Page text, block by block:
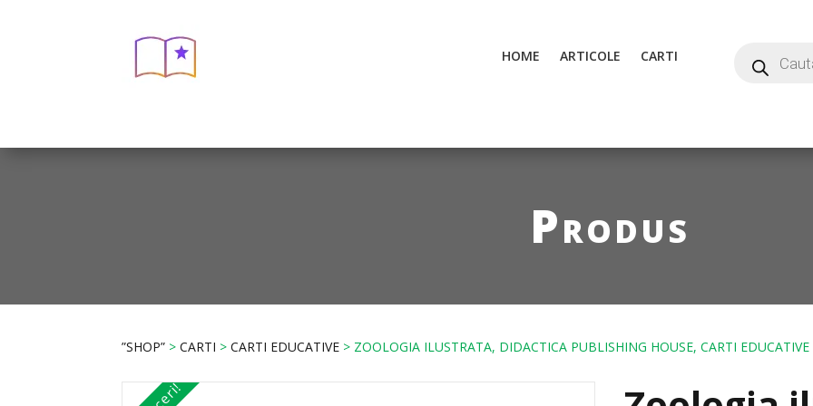
HOME ARTICOLE CARTI
Produs
”SHOP” >CARTI >CARTI EDUCATIVE > ZOOLOGIA ILUSTRATA, DIDACTICA PUBLISHING HOUSE, CARTI EDUCATIVE